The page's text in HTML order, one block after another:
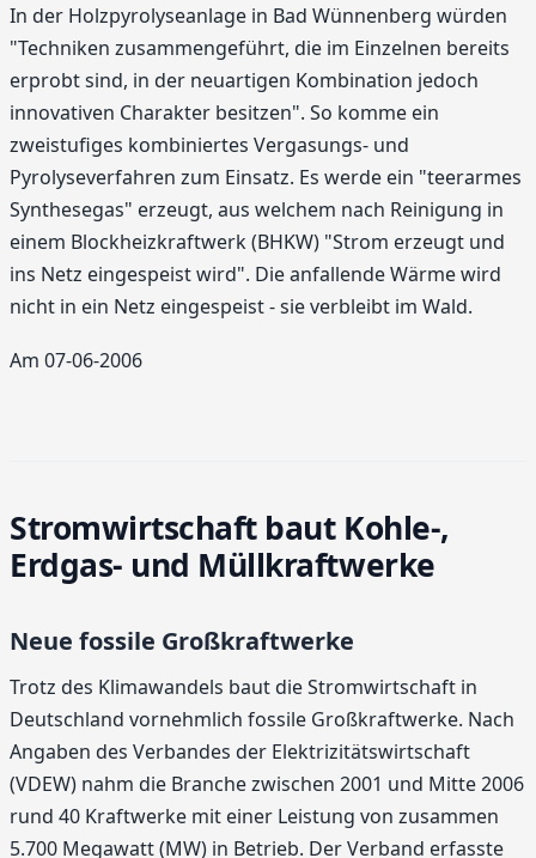
In der Holzpyrolyseanlage in Bad Wünnenberg würden
"Techniken zusammengeführt, die im Einzelnen bereits
erprobt sind, in der neuartigen Kombination jedoch
innovativen Charakter besitzen". So komme ein
zweistufiges kombiniertes Vergasungs- und
Pyrolyseverfahren zum Einsatz. Es werde ein "teerarmes
Synthesegas" erzeugt, aus welchem nach Reinigung in
einem Blockheizkraftwerk (BHKW) "Strom erzeugt und
ins Netz eingespeist wird". Die anfallende Wärme wird
nicht in ein Netz eingespeist - sie verbleibt im Wald.
Am 07-06-2006
Stromwirtschaft baut Kohle-,
Erdgas- und Müllkraftwerke
Neue fossile Großkraftwerke
Trotz des Klimawandels baut die Stromwirtschaft in
Deutschland vornehmlich fossile Großkraftwerke. Nach
Angaben des Verbandes der Elektrizitätswirtschaft
(VDEW) nahm die Branche zwischen 2001 und Mitte 2006
rund 40 Kraftwerke mit einer Leistung von zusammen
5.700 Megawatt (MW) in Betrieb. Der Verband erfasste